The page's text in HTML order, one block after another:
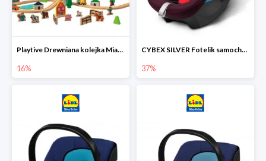
Playtive Drewniana kolejka Miasto lub Farma
16%
CYBEX SILVER Fotelik samochodowy
37%